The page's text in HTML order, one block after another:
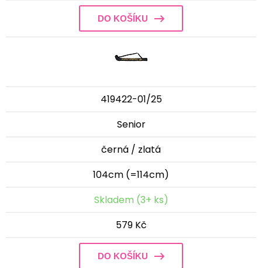
DO KOŠÍKU
419422-01/25
Senior
černá / zlatá
104cm (=114cm)
Skladem (3+ ks)
579 Kč
DO KOŠÍKU